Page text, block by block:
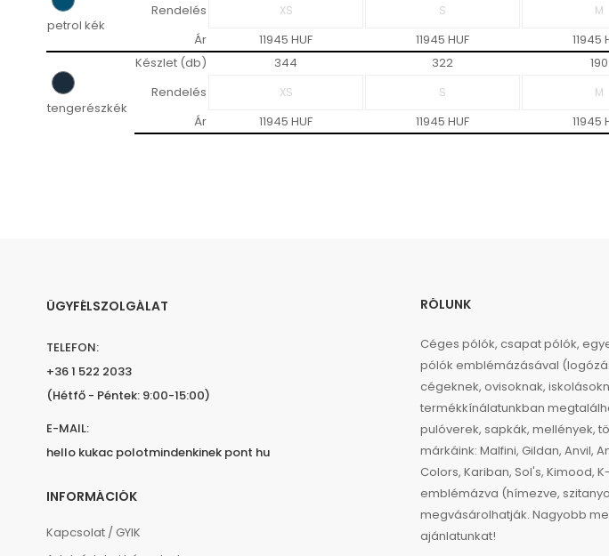
petrol kék
Rendelés
Ár
11945 HUF 11945 HUF 11945
tengerészkék
Készlet (db) 344 322 190
Rendelés
Ár
11945 HUF 11945 HUF 11945
ÜGYFÉLSZOLGÁLAT
TELEFON:
+36 1 522 2033
(Hétfő - Péntek: 9:00-15:00)
E-MAIL:
hello kukac polotmindenkinek pont hu
INFORMÁCIÓK
Kapcsolat / GYIK
RÓLUNK
Céges pólók, csapat pólók,
pólók emblémázásával
cégeknek, ovisoknak,
termékkínálatunkban
pulóverek, sapkák, mellények,
márkáink: Malfini, Gildan, Anvil,
Colors, Kariban, Sol's, Kimood,
emblémázva (hímezve,
megvásárolhatják. Nagyobb
ajánlatunkat!